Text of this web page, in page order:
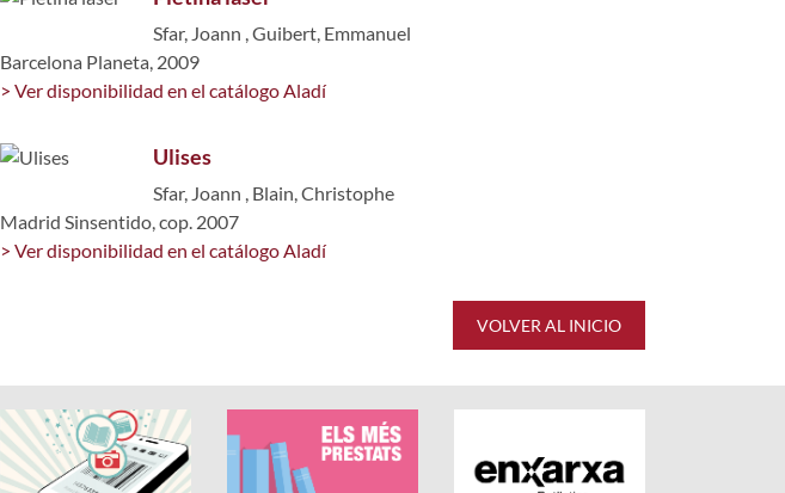
Sfar, Joann ,Guibert, Emmanuel
Barcelona Planeta, 2009
> Ver disponibilidad en el catálogo Aladí
Ulises
Sfar, Joann , Blain, Christophe
Madrid Sinsentido, cop. 2007
> Ver disponibilidad en el catálogo Aladí
VOLVER AL INICIO